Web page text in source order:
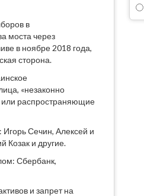
в
моста через
в ноябре 2018 года,
сторона.
«незаконно
или распространяющие
Игорь Сечин, Алексей и
Козак и другие.
Сбербанк,
и запрет на